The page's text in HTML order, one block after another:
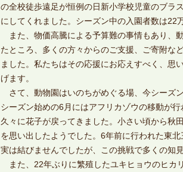
の全校徒歩遠足が恒例の日新小学校児童のブラ
にしてくれました。シーズン中の入園者数は22
また、物価高騰による予算難の事情もあり、
たところ、多くの方々からのご支援、ご寄附な
ました。私たちはその応援にお応えすべく、思
げます。
さて、動物園はいのちがめぐる場、今シーズ
シーズン始めの6月にはアフリカゾウの移動が
久々に花子が戻ってきました。小さい頃から秋
を思い出したようでした。6年前に行われた東
実は結びませんでしたが、この挑戦で多くの知
また、22年ぶりに繁殖したユキヒョウのヒカ